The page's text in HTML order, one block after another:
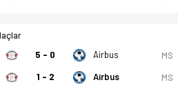
5 - 0 Airbus MS
1 - 2 Airbus MS